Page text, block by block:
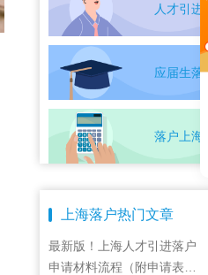
人才引
应届生落
落户上海
上海落户热门文章
最新版！上海人才引进落户
申请材料流程（附申请表下